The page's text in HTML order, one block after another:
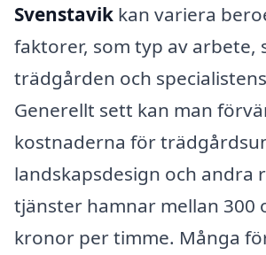
Svenstavik kan variera
faktorer, som typ av arbete,
trädgården och
Generellt sett kan man
kostnaderna för
landskapsdesign och andra
tjänster hamnar mellan 300
kronor per timme. Många